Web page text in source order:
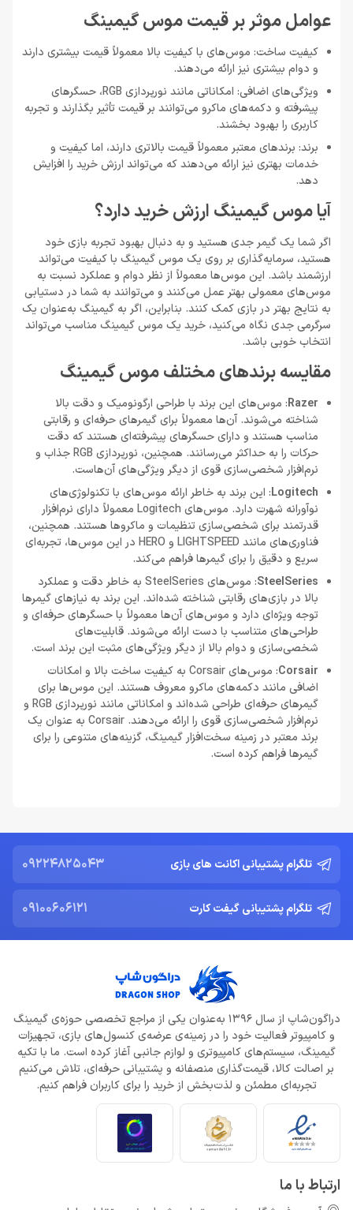
عوامل موثر بر قیمت موس گیمینگ
کیفیت ساخت: موس‌های با کیفیت بالا معمولاً قیمت بیشتری دارند
و دوام بیشتری نیز ارائه می‌دهند.
ویژگی‌های اضافی: امکاناتی مانند نورپردازی RGB، حسگرهای
پیشرفته و دکمه‌های ماکرو می‌توانند بر قیمت تأثیر بگذارند و تجربه
کاربری را بهبود بخشند.
برند: برندهای معتبر معمولاً قیمت بالاتری دارند، اما کیفیت و
خدمات بهتری نیز ارائه می‌دهند که می‌تواند ارزش خرید را افزایش
دهد.
آیا موس گیمینگ ارزش خرید دارد؟
اگر شما یک گیمر جدی هستید و به دنبال بهبود تجربه بازی خود
هستید، سرمایه‌گذاری بر روی یک موس گیمینگ با کیفیت می‌تواند
ارزشمند باشد. این موس‌ها معمولاً از نظر دوام و عملکرد نسبت به
موس‌های معمولی بهتر عمل می‌کنند و می‌توانند به شما در دستیابی
به نتایج بهتر در بازی کمک کنند. بنابراین، اگر به گیمینگ به‌عنوان یک
سرگرمی جدی نگاه می‌کنید، خرید یک موس گیمینگ مناسب می‌تواند
انتخاب خوبی باشد.
مقایسه برندهای مختلف موس گیمینگ
Razer: موس‌های این برند با طراحی ارگونومیک و دقت بالا
شناخته می‌شوند. آن‌ها معمولاً برای گیمرهای حرفه‌ای و رقابتی
مناسب هستند و دارای حسگرهای پیشرفته‌ای هستند که دقت
حرکات را به حداکثر می‌رسانند. همچنین، نورپردازی RGB جذاب و
نرم‌افزار شخصی‌سازی قوی از دیگر ویژگی‌های آن‌هاست.
Logitech: این برند به خاطر ارائه موس‌های با تکنولوژی‌های
نوآورانه شهرت دارد. موس‌های Logitech معمولاً دارای نرم‌افزار
قدرتمند برای شخصی‌سازی تنظیمات و ماکروها هستند. همچنین،
فناوری‌های مانند LIGHTSPEED و HERO در این موس‌ها، تجربه‌ای
سریع و دقیق را برای گیمرها فراهم می‌کند.
SteelSeries
: موس‌های SteelSeries به خاطر دقت و عملکرد
بالا در بازی‌های رقابتی شناخته شده‌اند. این برند به نیازهای گیمرها
توجه ویژه‌ای دارد و موس‌های آن‌ها معمولاً با حسگرهای حرفه‌ای و
طراحی‌های متناسب با دست ارائه می‌شوند. قابلیت‌های
شخصی‌سازی و دوام بالا از دیگر ویژگی‌های مثبت این برند است.
Corsair
: موس‌های Corsair به کیفیت ساخت بالا و امکانات
اضافی مانند دکمه‌های ماکرو معروف هستند. این موس‌ها برای
گیمرهای حرفه‌ای طراحی شده‌اند و امکاناتی مانند نورپردازی RGB و
نرم‌افزار شخصی‌سازی قوی را ارائه می‌دهند. Corsair به عنوان یک
برند معتبر در زمینه سخت‌افزار گیمینگ، گزینه‌های متنوعی را برای
گیمرها فراهم کرده است.
تلگرام پشتیبانی اکانت های بازی 09224825043
تلگرام پشتیبانی گیفت کارت 09100606121
دراگون‌شاپ از سال 1396 به‌عنوان یکی از مراجع تخصصی حوزه‌ی گیمینگ
و کامپیوتر فعالیت خود را در زمینه‌ی عرضه‌ی کنسول‌های بازی، تجهیزات
گیمینگ، سیستم‌های کامپیوتری و لوازم جانبی آغاز کرده است. ما با تکیه
بر اصالت کالا، قیمت‌گذاری منصفانه و پشتیبانی حرفه‌ای، تلاش می‌کنیم
تجربه‌ای مطمئن و لذت‌بخش از خرید را برای کاربران فراهم کنیم.
ارتباط با ما